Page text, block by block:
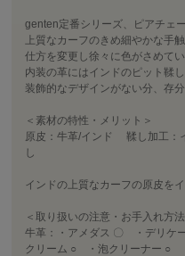
genten定番シリーズ、ピアチェ
上質なカーフのきめ細やかな手
仕方を変更し徐々に色がさめて
内装の革にはインドのピット鞣
装飾的なデザインがない分、存
＜素材の特性・メリット＞
原皮：牛革/インド 鞣し加工
し
インドの上質なカーフの原皮を
＜取り扱いの注意・お手入れ方法
牛革：・アメダス 〇 ・デリケ
クリーム ○ ・泡クリーナー ○